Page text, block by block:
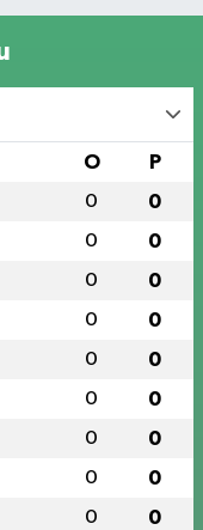
O P
0 0
0 0
0 0
0 0
0 0
0 0
0 0
0 0
0 0